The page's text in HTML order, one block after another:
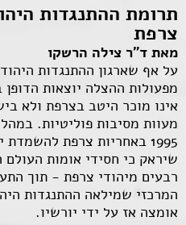
תרומת ההתנגדות
צרפת
מאת ד"ר צילה הרשקו
על אף שארגון ההתנגדות
מפעולות ההצלה יוצאות
אינו מוכר היטב בצרפת ולא
מעוות מסיבות פוליטיות.
1995 באחריות צרפת
שיראק כי חסידי אומות
רבעים מיהודי צרפת - תוך
המרכזי שמילאה ההתנגדות
אומצה אז על ידי יורשיו.